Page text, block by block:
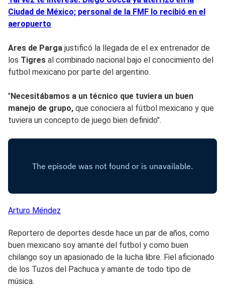
Ciudad de México; personal de la FMF lo recibió en el
aeropuerto
Ares de Parga justificó la llegada de el ex entrenador de
los Tigres al combinado nacional bajo el conocimiento del
futbol mexicano por parte del argentino.
"Necesitábamos a un técnico que tuviera un buen
manejo de grupo, que conociera al fútbol mexicano y que
tuviera un concepto de juego bien definido".
Arturo Méndez
Reportero de deportes desde hace un par de años, como
buen mexicano soy amante del futbol y como buen
chilango soy un apasionado de la lucha libre. Fiel aficionado
de los Tuzos del Pachuca y amante de todo tipo de
música.